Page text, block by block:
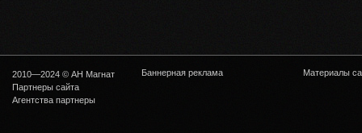
2010—2024 © АН Магнат
Партнеры сайта
Агентства партнеры
Баннерная реклама Материалы